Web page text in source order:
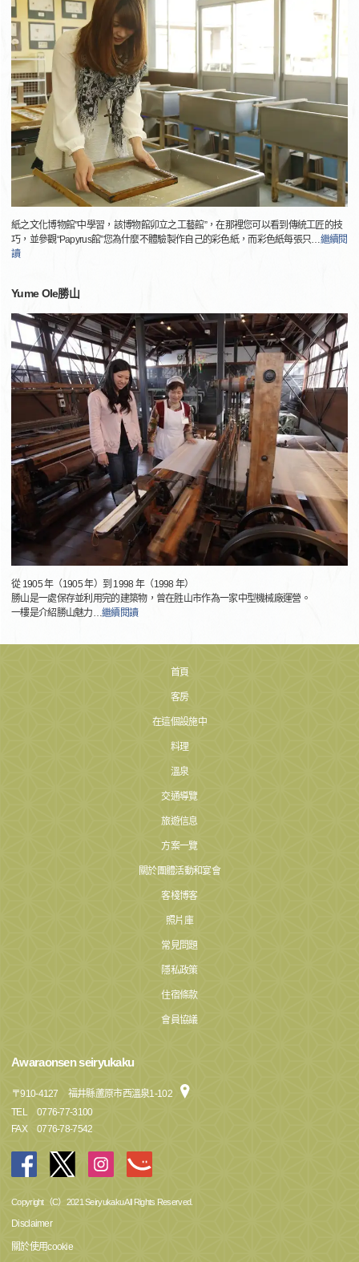
紙之文化博物館”中學習，該博物館卯立之工藝館”，在那裡您可以看到傳統工匠的技
巧，並參觀“Papyrus館”您為什麼不體驗製作自己的彩色紙，而彩色紙每張只…繼續閱
讀
Yume Ole勝山
從 1905 年（1905 年）到 1998 年（1998 年）
勝山是一處保存並利用完的建築物，曾在胜山市作為一家中型機械廠運營。
一樓是介紹勝山魅力…繼續閱讀
首頁
客房
在這個設施中
料理
溫泉
交通導覽
旅遊信息
方案一覽
關於團體活動和宴會
客棧博客
照片庫
常見問題
隱私政策
住宿條款
會員協議
Awaraonsen seiryukaku
〒910-4127
福井縣蘆原市西溫泉1-102
TEL
0776-77-3100
FAX
0776-78-7542
Copyright（C）2021 Seiryukaku All Rights Reserved.
Disclaimer
關於使用cookie